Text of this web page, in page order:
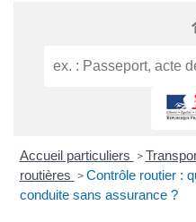
Accueil particuliers >
routières > Contrôle routier :
conduite sans assurance ?